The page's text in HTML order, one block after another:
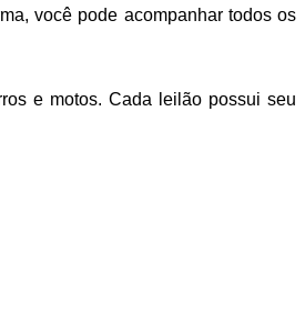
você pode acompanhar todos os
e motos. Cada leilão possui seu